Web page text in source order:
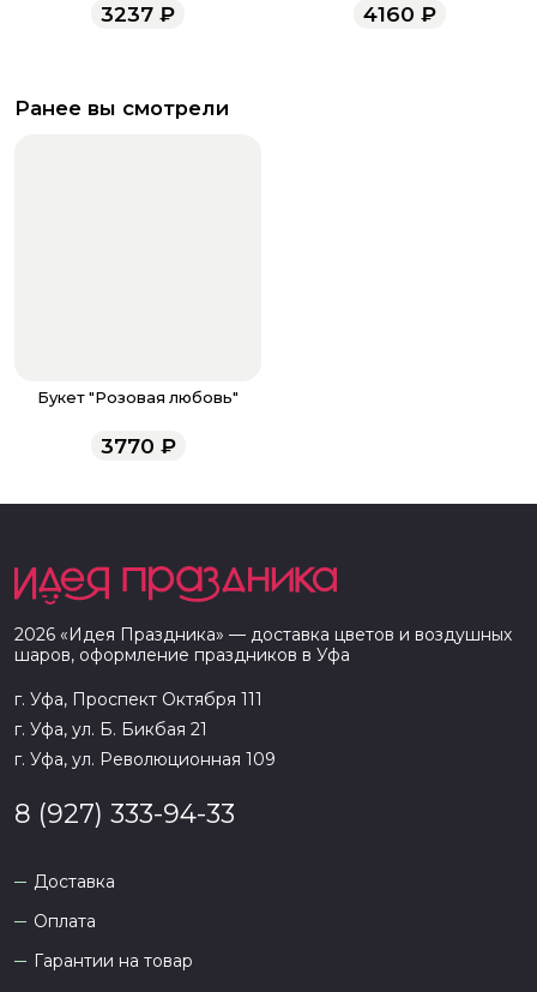
3237 ₽ 4160 ₽
Ранее вы смотрели
Букет "Розовая любовь"
3770 ₽
2026 «Идея Праздника» — доставка цветов и воздушных
шаров, оформление праздников в Уфа
г. Уфа, Проспект Октября 111
г. Уфа, ул. Б. Бикбая 21
г. Уфа, ул. Революционная 109
8 (927) 333-94-33
Доставка
Оплата
Гарантии на товар